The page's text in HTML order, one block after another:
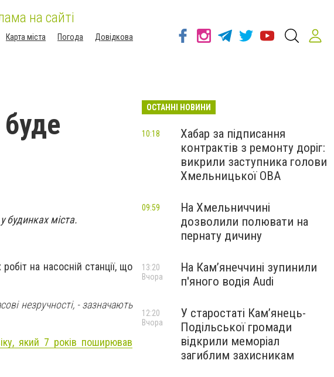
на сайті
Карта міста Погода
Довідкова
будинках міста.
на насосній станції, що
незручності, - зазначають
який 7 років поширював
ОСТАННІ НОВИНИ
Хабар за підписання
контрактів з ремонту доріг:
викрили заступника голови
Хмельницької ОВА
10:18
На Хмельниччині
дозволили полювати на
пернату дичину
09:59
На Камʼянеччині зупинили
п'яного водія Audi
13:20
Вчора
У старостаті Кам’янець-
Подільської громади
відкрили меморіал
загиблим захисникам
12:20
Вчора